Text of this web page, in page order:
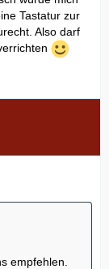
Tastatur zur
Also darf
empfehlen.